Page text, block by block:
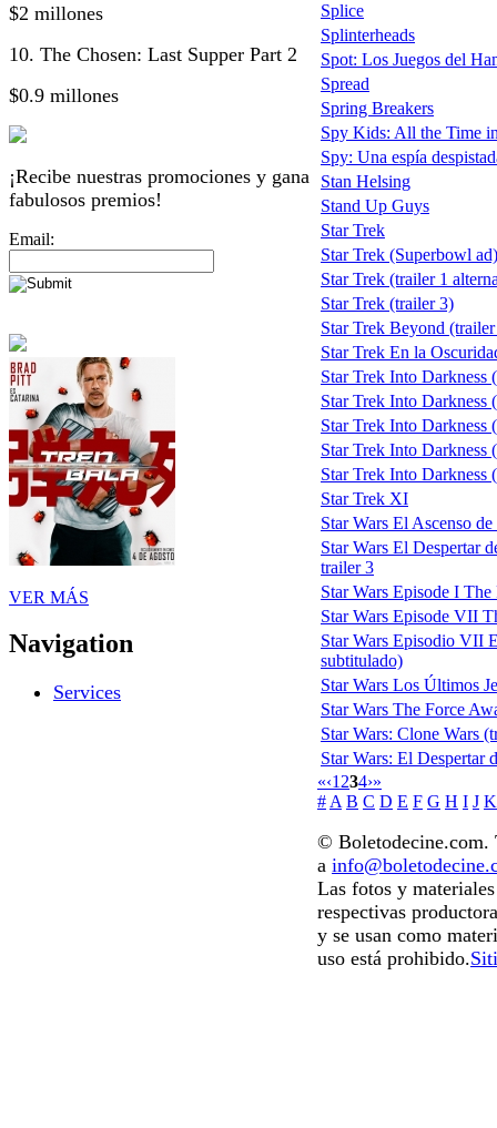
$2 millones
10. The Chosen: Last Supper Part 2
$0.9 millones
¡Recibe nuestras promociones y gana
fabulosos premios!
Email:
VER MÁS
Navigation
Services
Splice
Splinterheads
Spot: Los Juegos del
Spread
Spring Breakers
Spy Kids: All the Time
Spy: Una espía
Stan Helsing
Stand Up Guys
Star Trek
Star Trek (Superbowl ad)
Star Trek (trailer 1
Star Trek (trailer 3)
Star Trek Beyond
Star Trek En la
Star Trek Into Darkness
Star Trek Into Darkness
Star Trek Into Darkness
Star Trek Into Darkness
Star Trek Into Darkness
Star Trek XI
Star Wars El Ascenso
Star Wars El Despertar
trailer 3
Star Wars Episode I
Star Wars Episode VII
Star Wars Episodio VII
subtitulado)
Star Wars Los Últimos
Star Wars The Force
Star Wars: Clone Wars
Star Wars: El Despertar
«‹1 234›»
# A B C D E F G H I J K
© Boletodecine.com.
a
Las fotos y
respectivas
y se usan como
uso está prohibido.